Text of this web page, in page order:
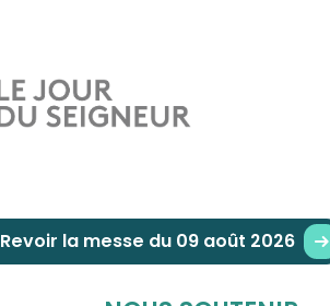
Revoir la messe du 09 août 2026